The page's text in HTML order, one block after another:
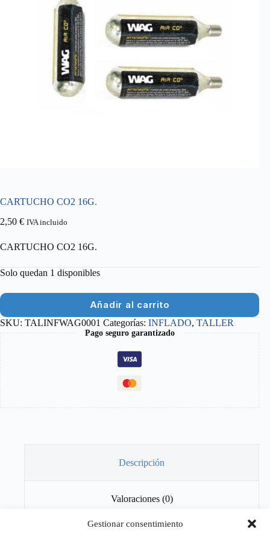
Gestionar consentimiento
CARTUCHO CO2 16G.
2,50 € IVA incluido
CARTUCHO CO2 16G.
Solo quedan 1 disponibles
Añadir al carrito
SKU: TALINFWAG0001 Categorías: INFLADO, TALLER
Pago seguro garantizado
Descripción
Valoraciones (0)